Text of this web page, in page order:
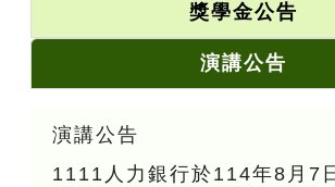
獎學金公告
演講公告
演講公告
1111人力銀行於114年8月7